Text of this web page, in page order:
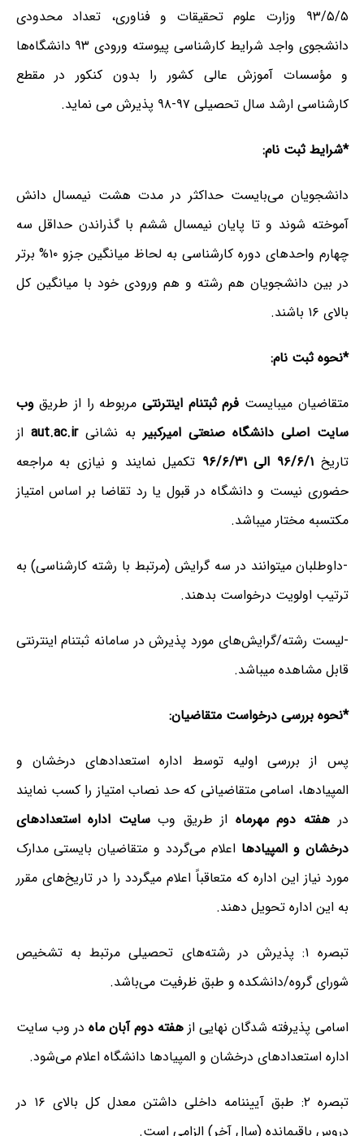
۹۳/۵/۵ وزارت علوم تحقیقات و فناوری، تعداد محدودی
دانشجوی واجد شرایط کارشناسی پیوسته ورودی ۹۳ دانشگاه­‌ها
و مؤسسات آموزش عالی کشور را بدون کنکور در مقطع
کارشناسی­ ارشد سال تحصیلی ۹۷-۹۸ پذیرش می­ نماید.
*شرایط ثبت ­نام:
دانشجویان می‌بایست حداکثر در مدت هشت نیمسال دانش­‌
آموخته شوند و تا پایان نیمسال ششم با گذراندن حداقل سه
چهارم واحدهای دوره کارشناسی به لحاظ میانگین جزو ۱۰% برتر
در بین دانشجویان هم رشته و هم ورودی خود با میانگین کل
بالای ۱۶ باشند.
*نحوه ثبت ­نام:
متقاضیان می­بایست فرم ثبت­نام اینترنتی مربوطه را از طریقوب
سایت اصلی دانشگاه صنعتی امیرکبیر به نشانیaut.ac.ir از
تاریخ۹۶/۶/۱ الی ۹۶/۶/۳۱
تکمیل نمایند و نیازی به مراجعه
حضوری نیست و دانشگاه در قبول یا رد تقاضا بر اساس امتیاز
مکتسبه مختار می­باشد.
-داوطلبان می­توانند در سه گرایش (مرتبط با رشته کارشناسی) به
ترتیب اولویت درخواست بدهند.
-لیست رشته/گرایش‌­های مورد پذیرش در سامانه ثبت­نام اینترنتی
قابل مشاهده می­باشد.
*نحوه بررسی درخواست متقاضیان:
پس از بررسی اولیه توسط اداره استعدادهای درخشان و
المپیادها، اسامی متقاضیانی که حد نصاب امتیاز را کسب نمایند
درهفته دوم مهرماه از طریق وبسایت اداره استعدادهای
درخشان و المپیادها اعلام می‌­گردد و متقاضیان بایستی مدارک
مورد نیاز این اداره که متعاقباً اعلام می­گردد را در تاریخ‌های مقرر
به این اداره تحویل دهند.
تبصره ۱: پذیرش در رشته­‌های تحصیلی مرتبط به تشخیص
شورای گروه/دانشکده و طبق ظرفیت می­‌باشد.
اسامی پذیرفته ­شدگان نهایی از هفته دوم آبان ماه در وب سایت
اداره استعدادهای درخشان و المپیادها دانشگاه اعلام می­‌شود.
تبصره ۲: طبق آیین­نامه داخلی داشتن معدل کل بالای ۱۶ در
دروس باقیمانده (سال آخر) الزامی است.